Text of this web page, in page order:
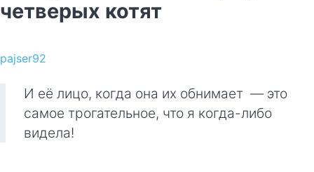
четверых котят
pajser92
И её лицо, когда она их обнимает — это
самое трогательное, что я когда-либо
видела!